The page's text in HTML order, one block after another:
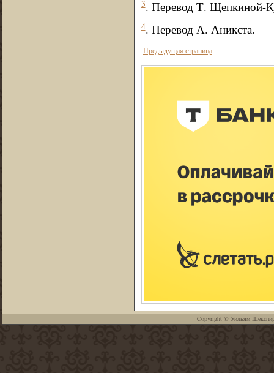
3. Перевод Т. Щепкиной-
4. Перевод А. Аникста.
Предыдущая страница
Copyright © Уильям